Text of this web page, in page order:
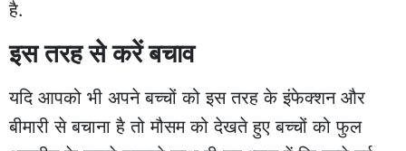
है.
इस तरह से करें बचाव
यदि आपको भी अपने बच्चों को इस तरह के इंफेक्शन और
बीमारी से बचाना है तो मौसम को देखते हुए बच्चों को फुल